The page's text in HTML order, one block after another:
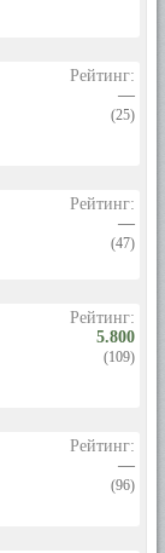
Рейтинг:
—
(25)
Рейтинг:
—
(47)
Рейтинг:
5.800
(109)
Рейтинг:
—
(96)